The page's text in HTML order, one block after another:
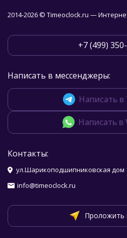
2014-2026 © Timeoclock.ru —
+7 (499)
Написать в мессенджеры:
Написать в
Написать в
Контакты:
ул.Шарикоподшипниковская дом
info@timeoclock.ru
Проложить